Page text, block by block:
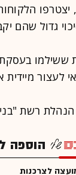
יצטרפו
גדול שהם
ששילמו
לעצור
הנהלת רשת
הוספה
לצרכנות